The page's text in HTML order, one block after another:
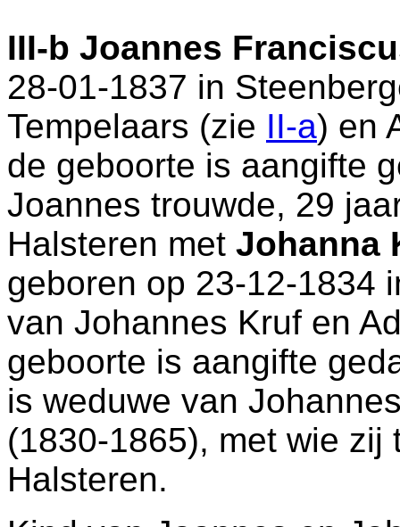
III-b Joannes
28-01-1837 in
Tempelaars (zie II-a) en
de geboorte is aangifte
Joannes trouwde, 29
Halsteren met Johanna
geboren op 23-12-1834
van Johannes Kruf en
geboorte is aangifte
is weduwe van
(1830-1865), met wie
Halsteren.